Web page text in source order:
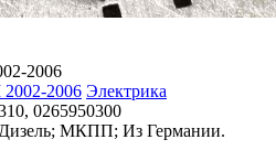
2006
2006 Электрика
0265950300
МКПП; Из Германии.